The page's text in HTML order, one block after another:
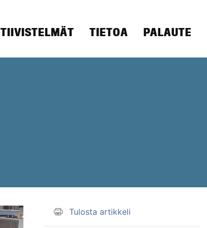
TIIVISTELMÄT TIETOA PALAUTE
Tulosta artikkeli